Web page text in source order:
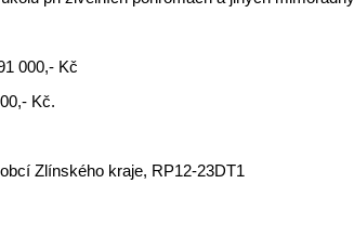
000,- Kč
Kč.
Zlínského kraje, RP12-23DT1